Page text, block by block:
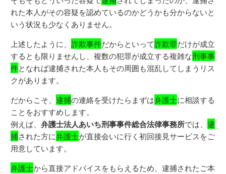
れた本人がその容疑を認めているのかどうかも分からないと
いう状況も少なくありません。
上述したように、詐欺事件だからといって詐欺罪だけが成立
するとも限りませんし、複数の犯罪が成立する複雑な刑事事
件となれば逮捕された本人もその周囲も混乱してしまうリス
クがあります。
だからこそ、逮捕の連絡を受けたらまずは弁護士に相談する
ことをおすすめします。
例えば、弁護士法人あいち刑事事件総合法律事務所では、逮
捕された方に弁護士が直接会いに行く初回接見サービスをご
用意しています。
弁護士から直接アドバイスをもらえるため、逮捕されたご本